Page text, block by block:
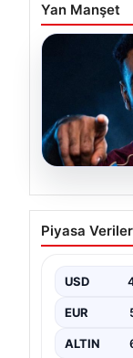
Yan Manşet
05.08.2026
Piyasa
USD
EUR
ALTIN